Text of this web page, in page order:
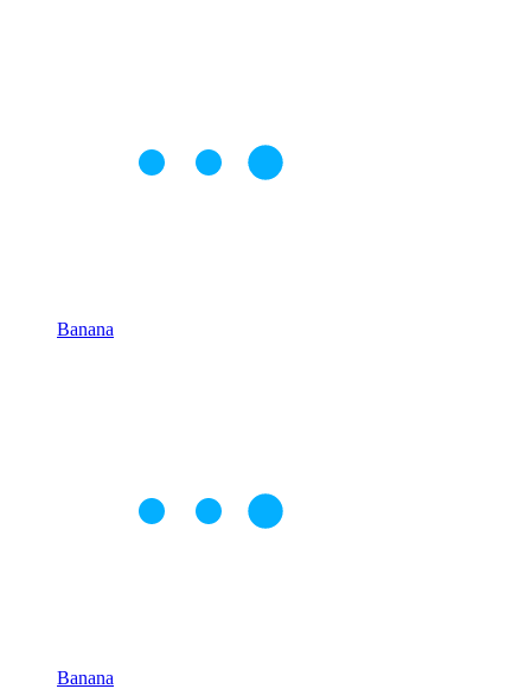
Banana
Banana